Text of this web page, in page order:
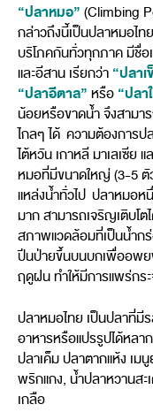
“ปลาหมอ” (Climbing
กล่าวถึงนี้เป็นปลาหมอไ
บริโภคกันทั่วทุกภาค มีชื่อ
และอีสาน เรียกว่า “ปลาเ
“ปลาอีตาล” หรือ “ปลา
น้อยหรือขาดน้ำ จึงสามา
ไกลๆ ได้ ความต้องการป
ไต้หวัน เกาหลี มาเลเซีย
หมอที่มีขนาดใหญ่ (3-5 ตั
แหล่งน้ำทั่วไป ปลาหมอห
มาก สามารถเจริญเติบโต
สภาพแวดล้อมที่เป็นน้ำก
ปีนป่ายขึ้นบนบกเพื่ออพย
ฤดูฝน ทำให้มีการแพร่กร
ปลาหมอไทย เป็นปลาที่มี
อาหารหรือแปรรูปได้หล
ปลาเค็ม ปลาตากแห้ง เ
พริกแกง, น้ำปลาหวานส
เกลือ